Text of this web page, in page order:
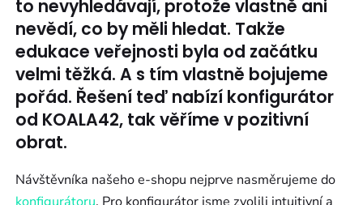
to nevyhledávají, protože vlastně ani
nevědí, co by měli hledat. Takže
edukace veřejnosti byla od začátku
velmi těžká. A s tím vlastně bojujeme
pořád. Řešení teď nabízí konfigurátor
od KOALA42, tak věříme v pozitivní
obrat.
Návštěvníka našeho e-shopu nejprve nasměrujeme do